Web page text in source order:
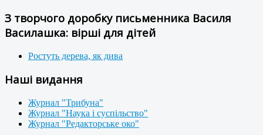
З творчого доробку письменника Василя
Василашка: вірші для дітей
Ростуть дерева, як дива
Наші видання
Журнал "Трибуна"
Журнал "Наука і суспільство"
Журнал "Редакторське око"